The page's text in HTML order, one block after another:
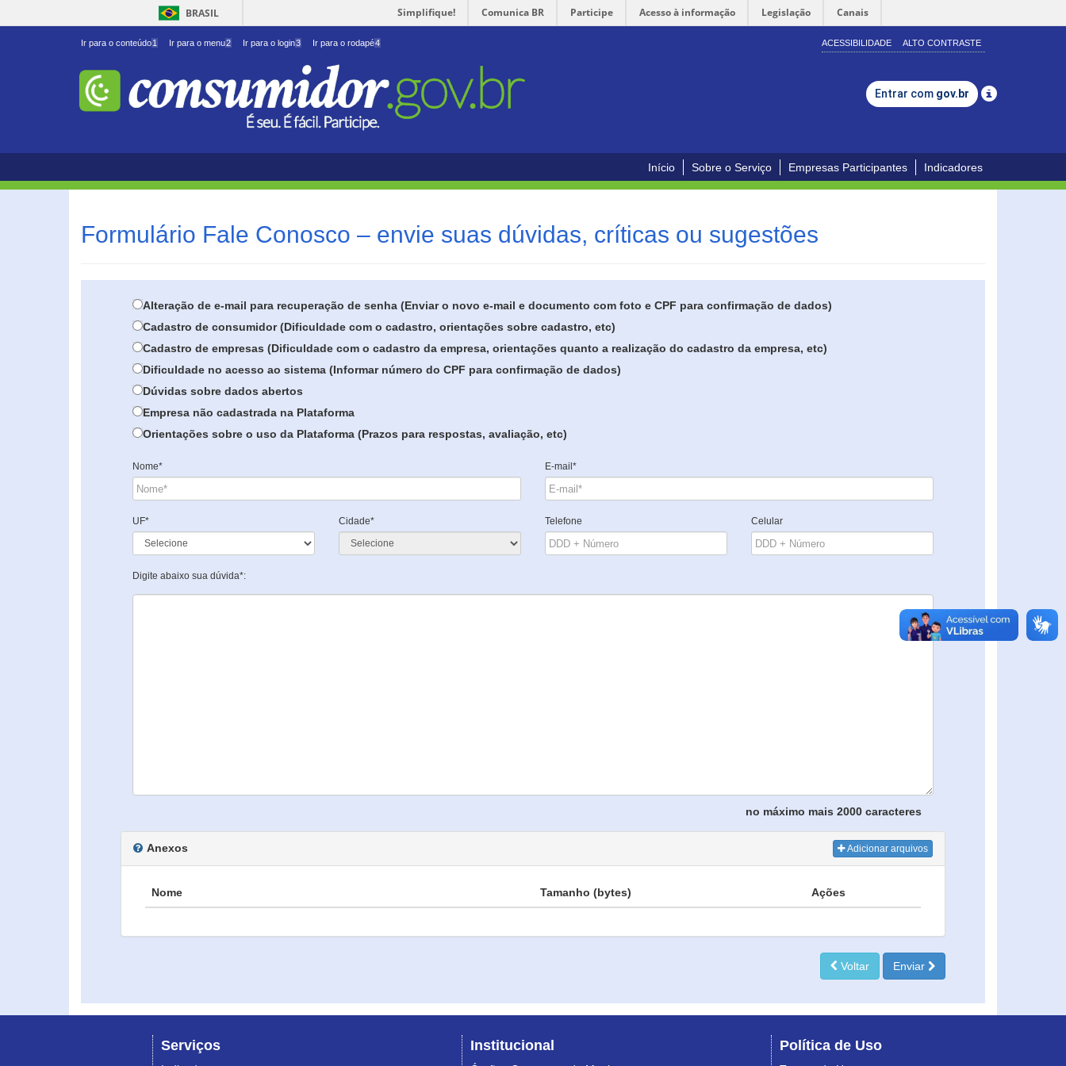
BRASIL Simplifique! Comunica BR Participe Acesso à informação Legislação Canais
Ir para o conteúdo1 Ir para o menu2 Ir para o login3 Ir para o rodapé4 ACESSIBILIDADE ALTO CONTRASTE
Entrar com gov.br
Início Sobre o Serviço Empresas Participantes Indicadores
Formulário Fale Conosco – envie suas dúvidas, críticas ou sugestões
Alteração de e-mail para recuperação de senha (Enviar o novo e-mail e documento com foto e CPF para confirmação de dados)
Cadastro de consumidor (Dificuldade com o cadastro, orientações sobre cadastro, etc)
Cadastro de empresas (Dificuldade com o cadastro da empresa, orientações quanto a realização do cadastro da empresa, etc)
Dificuldade no acesso ao sistema (Informar número do CPF para confirmação de dados)
Dúvidas sobre dados abertos
Empresa não cadastrada na Plataforma
Orientações sobre o uso da Plataforma (Prazos para respostas, avaliação, etc)
Nome* E-mail*
UF* Cidade* Telefone Celular
Digite abaixo sua dúvida*:
no máximo mais 2000 caracteres
Anexos Adicionar arquivos
Nome Tamanho (bytes) Ações
Voltar Enviar
Serviços Institucional Política de Uso